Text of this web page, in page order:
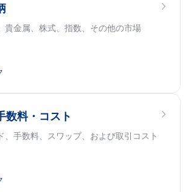
貴金属、株式、指数、その他の市場
数料・コスト
、手数料、スワップ、および取引コスト